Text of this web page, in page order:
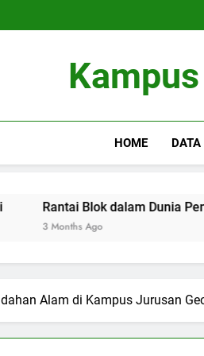
HOME
Blok dalam Dunia Pendidikan:
Alam di Kampus Jurusan